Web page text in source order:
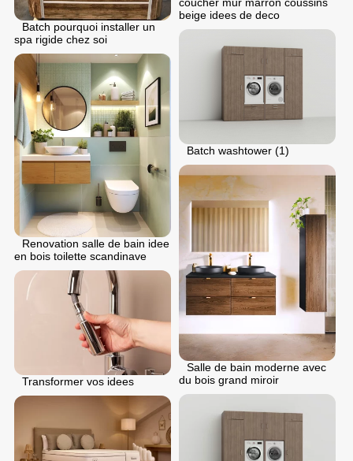
beige idees de deco
Batch pourquoi installer un
spa rigide chez soi
Batch washtower (1)
Renovation salle de bain idee
en bois toilette scandinave
Salle de bain moderne avec
du bois grand miroir
Transformer vos idees